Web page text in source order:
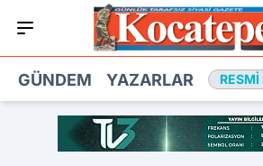
GÜNDEM YAZARLAR